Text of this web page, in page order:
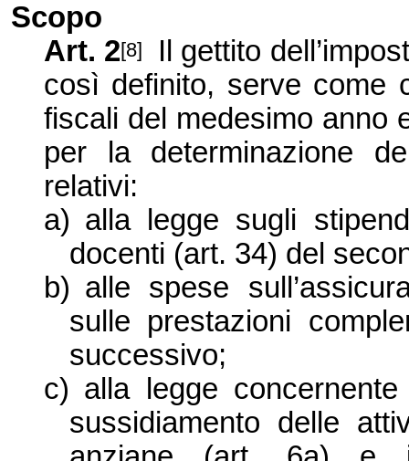
Scopo
Art. 2[8]
Il gettito
così definito, serve come
fiscali del medesimo anno
per la determinazione
relativi:
a) alla legge sugli
docenti (art. 34) del
b) alle spese
sulle prestazioni
successivo;
c) alla legge
sussidiamento delle